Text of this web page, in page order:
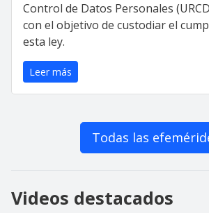
Control de Datos Personales
con el objetivo de custodiar el
esta ley.
Leer más
Todas las
Videos destacados